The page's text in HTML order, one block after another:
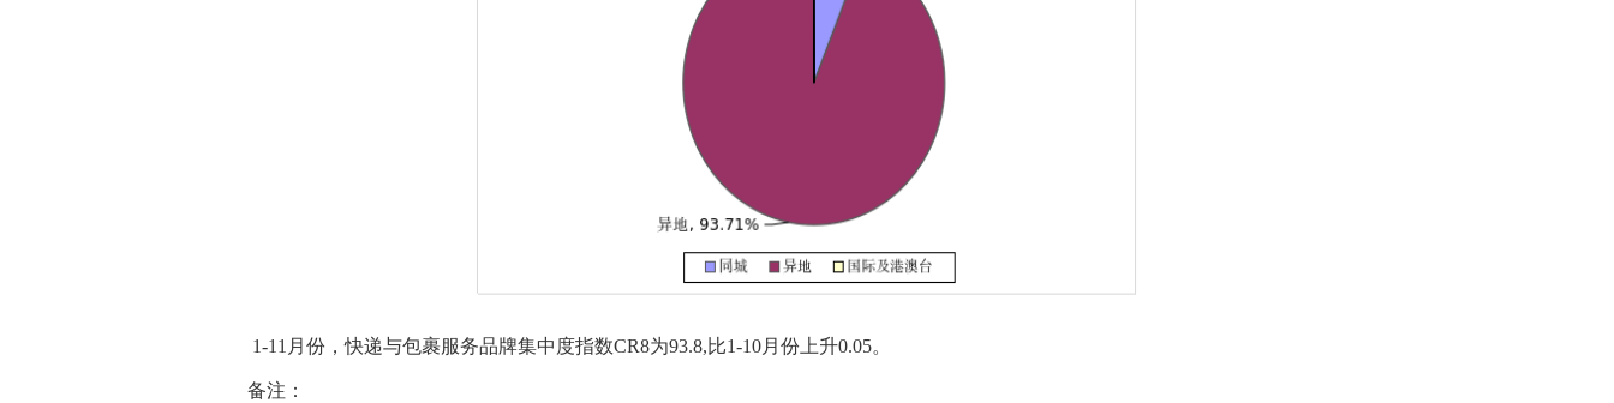
1-11月份，快递与包裹服务品牌集中度指数CR8为93.8,比1-10月份上升0.05。
备注：